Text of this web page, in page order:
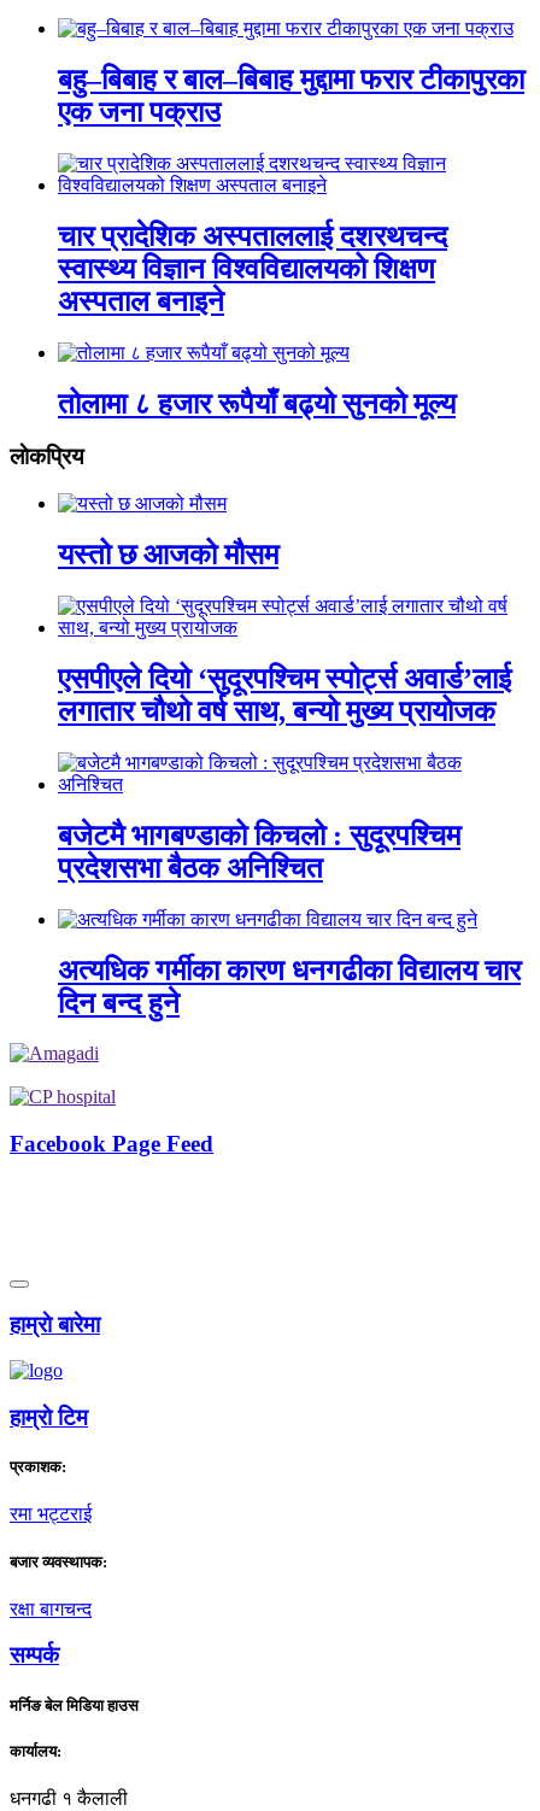
बहु–बिबाह र बाल–बिबाह मुद्दामा फरार टीकापुरका
एक जना पक्राउ
चार प्रादेशिक अस्पताललाई दशरथचन्द
स्वास्थ्य विज्ञान विश्वविद्यालयको शिक्षण
अस्पताल बनाइने
तोलामा ८ हजार रूपैयाँ बढ्यो सुनको मूल्य
लाेकप्रिय
यस्तो छ आजको मौसम
एसपीएले दियो ‘सुदूरपश्चिम स्पोर्ट्स अवार्ड’लाई
लगातार चौथो वर्ष साथ, बन्यो मुख्य प्रायोजक
बजेटमै भागबण्डाको किचलो : सुदूरपश्चिम
प्रदेशसभा बैठक अनिश्चित
अत्यधिक गर्मीका कारण धनगढीका विद्यालय चार
दिन बन्द हुने
Facebook Page Feed
हाम्राे बारेमा
हाम्राे टिम
प्रकाशक:
रमा भट्टराई
बजार व्यवस्थापक:
रक्षा बागचन्द
सम्पर्क
मर्निङ बेल मिडिया हाउस
कार्यालय:
धनगढी १ कैलाली